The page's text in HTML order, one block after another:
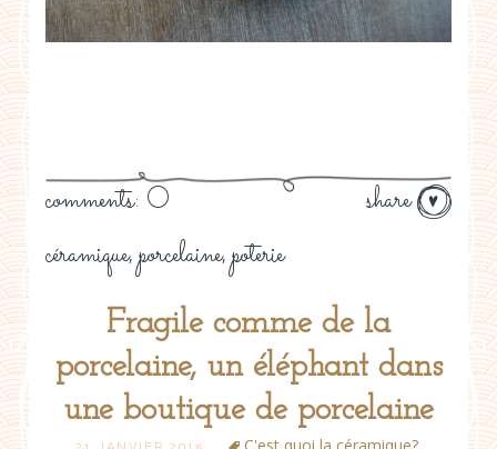
share
comments: 0
céramique, porcelaine, poterie
Fragile comme de la
porcelaine, un éléphant dans
une boutique de porcelaine